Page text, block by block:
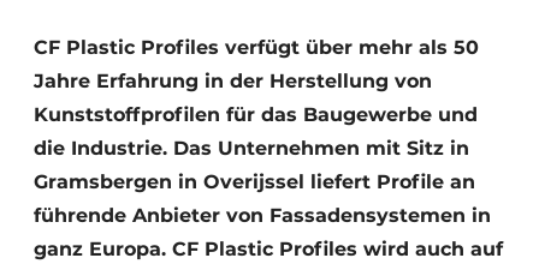
CF Plastic Profiles verfügt über mehr als 50
Jahre Erfahrung in der Herstellung von
Kunststoffprofilen für das Baugewerbe und
die Industrie. Das Unternehmen mit Sitz in
Gramsbergen in Overijssel liefert Profile an
führende Anbieter von Fassadensystemen in
ganz Europa. CF Plastic Profiles wird auch auf